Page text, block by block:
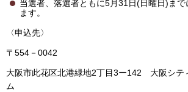
当選者、落選者ともに5月31日(日曜日)まで
ます。
〈申込先〉
〒554－0042
大阪市此花区北港緑地2丁目3ー142 大阪シテ
ム